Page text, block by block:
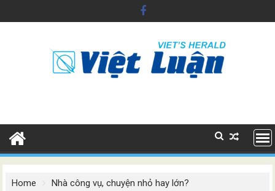
to
Home Nhà công vụ, chuyện nhỏ hay lớn?